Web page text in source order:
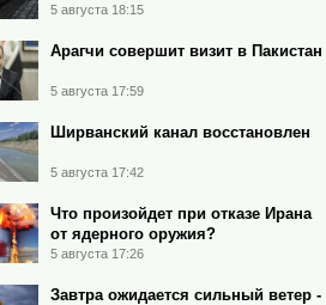
5 августа 18:15
Арагчи совершит визит в Пакистан
5 августа 17:59
Ширванский канал восстановлен
5 августа 17:42
Что произойдет при отказе Ирана
от ядерного оружия?
5 августа 17:26
Завтра ожидается сильный ветер -